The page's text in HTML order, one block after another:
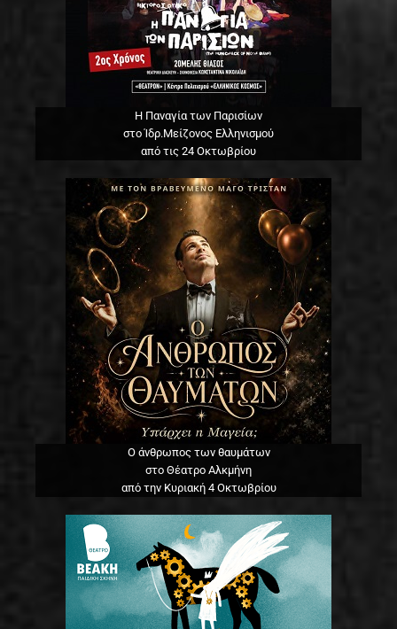
Η Παναγία των Παρισίων
στο Ίδρ.Μείζονος Ελληνισμού
από τις 24 Οκτωβρίου
Ο άνθρωπος των θαυμάτων
στο Θέατρο Αλκμήνη
από την Κυριακή 4 Οκτωβρίου